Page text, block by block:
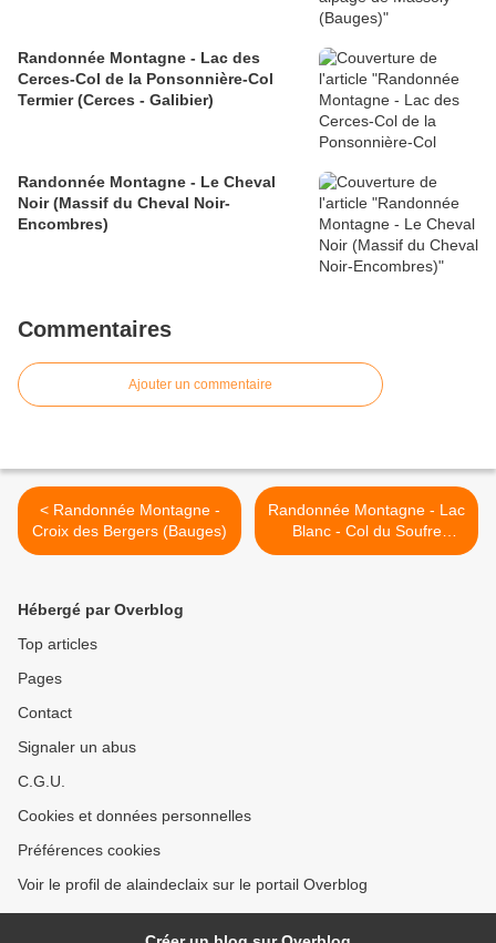
Randonnée Montagne - Lac des
Cerces-Col de la Ponsonnière-Col
Termier (Cerces - Galibier)
Randonnée Montagne - Le Cheval
Noir (Massif du Cheval Noir-
Encombres)
Commentaires
Ajouter un commentaire
< Randonnée Montagne -
Croix des Bergers (Bauges)
Randonnée Montagne - Lac
Blanc - Col du Soufre
(Vanoise) >
Hébergé par Overblog
Top articles
Pages
Contact
Signaler un abus
C.G.U.
Cookies et données personnelles
Préférences cookies
Voir le profil de alaindeclaix sur le portail Overblog